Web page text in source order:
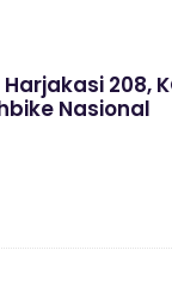
208,
Nasional